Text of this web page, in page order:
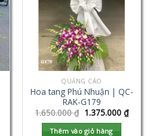
QUẢNG CÁO
Hoa tang Phú Nhuận | QC-
RAK-G179
1.650.000₫ 1.375.000 ₫
Thêm vào giỏ hàng